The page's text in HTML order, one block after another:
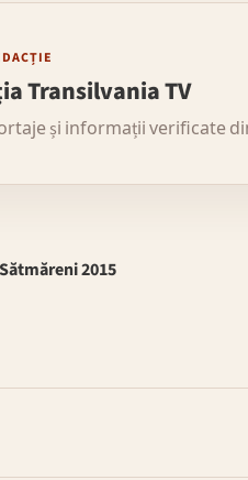
Transilvania TV
și informații verificate
2015